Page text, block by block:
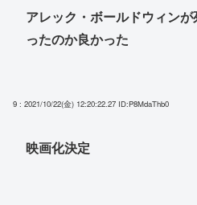
アレック・ボールドウィン
ったのか良かった
9 : 2021/10/22(金) 12:20:22.27 ID:P8MdaThb0
映画化決定